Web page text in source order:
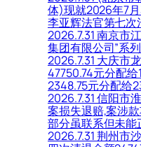
体)现就2026年7
李亚辉法官第七次
2026.7.31 南京市
集团有限公司”系
2026.7.31 大庆市
47750.74元分配
2348.75元分配给
2026.7.31 信阳市
案损失退赔,案涉
部分虽联系但未
2026.7.31 荆州市